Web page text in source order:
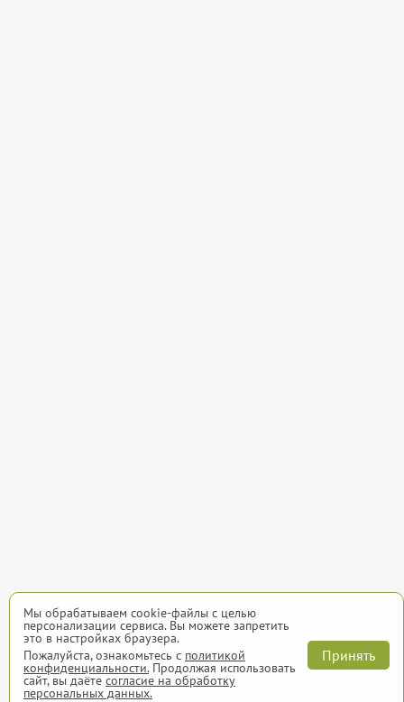
Мы обрабатываем cookie-файлы с целью
персонализации сервиса. Вы можете запретить
это в настройках браузера.
Пожалуйста, ознакомьтесь с политикой
конфиденциальности.Продолжая использовать
сайт, вы даёте согласие на обработку
персональных данных.
Принять